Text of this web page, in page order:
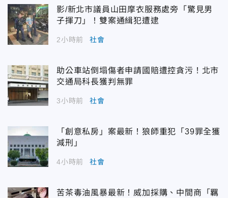
影/新北市議員山田摩衣服務處旁「驚見男
子揮刀」！雙案通緝犯遭逮
2小時前 社會
助公車站倒塌傷者申請國賠遭控貪污！北市
交通局科長獲判無罪
3小時前 社會
「創意私房」案最新！狼師重犯「39罪全獲
減刑」
4小時前 社會
苦茶毒油風暴最新！威加採購、中間商「羈